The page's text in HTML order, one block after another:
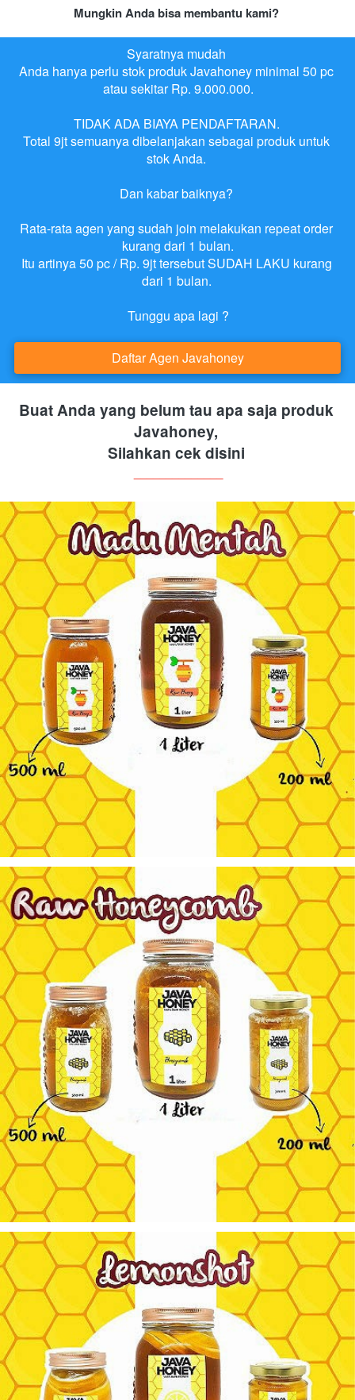
Mungkin Anda bisa membantu kami?
Syaratnya mudah
Anda hanya perlu stok produk Javahoney minimal 50 pc
atau sekitar Rp. 9.000.000.
TIDAK ADA BIAYA PENDAFTARAN.
Total 9jt semuanya dibelanjakan sebagai produk untuk
stok Anda.
Dan kabar baiknya?
Rata-rata agen yang sudah join melakukan repeat order
kurang dari 1 bulan.
Itu artinya 50 pc / Rp. 9jt tersebut SUDAH LAKU kurang
dari 1 bulan.
Tunggu apa lagi ?
`Daftar Agen Javahoney
Buat Anda yang belum tau apa saja produk
Javahoney,
Silahkan cek disini